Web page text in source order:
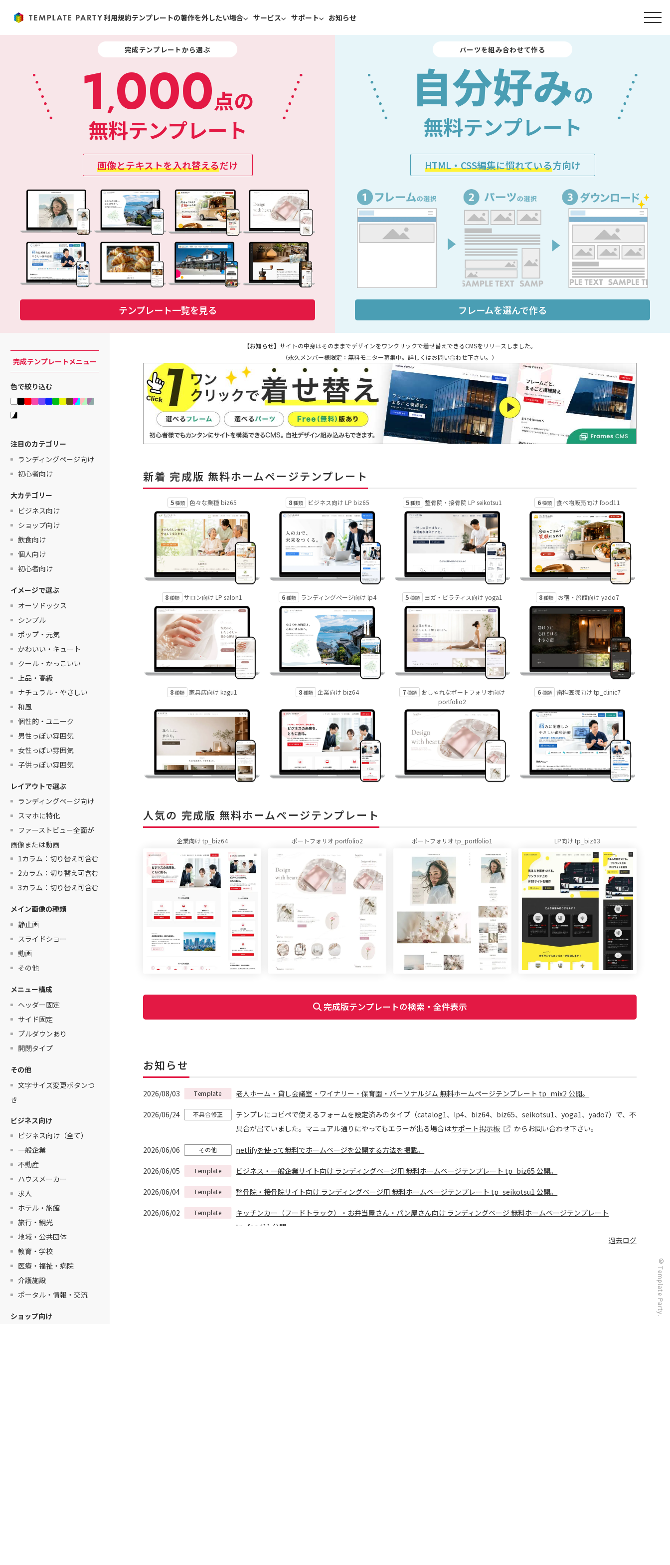
利用規約テンプレートの著作を外したい場合 サービス サポート お知らせ
完成テンプレートから選ぶ
1,000点の
無料テンプレート
画像とテキストを入れ替えるだけ
テンプレート一覧を見る
パーツを組み合わせて作る
自分好みの
無料テンプレート
HTML・CSS編集に慣れている方向け
フレームを選んで作る
【お知らせ】 サイトの中身はそのままでデザインをワンクリックで着せ替えできるCMSをリリースしました。
（永久メンバー様限定：無料モニター募集中。詳しくはお問い合わせ下さい。）
新着 完成版 無料ホームページテンプレート
5種類 色々な業種 biz65 8種類 ビジネス向け LP biz65 5種類 整骨院・接骨院 LP seikotsu1 6種類 食べ物販売向け food11
8種類 サロン向け LP salon1 6種類 ランディングページ向け lp4 5種類 ヨガ・ピラティス向け yoga1 8種類 お宿・旅館向け yado7
8種類 家具店向け kagu1 8種類 企業向け biz64 7種類
おしゃれなポートフォリオ向け
portfolio2
6種類 歯科医院向け tp_clinic7
人気の 完成版 無料ホームページテンプレート
企業向け tp_biz64 ポートフォリオ portfolio2 ポートフォリオ tp_portfolio1 LP向け tp_biz63
完成版テンプレートの検索・全件表示
お知らせ
2026/08/03 Template 老人ホーム・貸し会議室・ワイナリー・保育園・パーソナルジム 無料ホームページテンプレート tp_mix2 公開。
2026/06/24 不具合修正
テンプレにコピペで使えるフォームを設定済みのタイプ（catalog1、lp4、biz64、biz65、seikotsu1、yoga1、yado7）で、不
具合が出ていました。マニュアル通りにやってもエラーが出る場合はサポート掲示板 からお問い合わせ下さい。
2026/06/06 その他 netlifyを使って無料でホームページを公開する方法を掲載。
2026/06/05 Template ビジネス・一般企業サイト向け ランディングページ用 無料ホームページテンプレート tp_biz65 公開。
2026/06/04 Template 整骨院・接骨院サイト向け ランディングページ用 無料ホームページテンプレート tp_seikotsu1 公開。
2026/06/02 Template
キッチンカー（フードトラック）・お弁当屋さん・パン屋さん向け ランディングページ 無料ホームページテンプレート
tp_food11 公開。
過去ログ
完成テンプレートメニュー
色で絞り込む
注目のカテゴリー
ランディングページ向け
初心者向け
大カテゴリー
ビジネス向け
ショップ向け
飲食向け
個人向け
初心者向け
イメージで選ぶ
オーソドックス
シンプル
ポップ・元気
かわいい・キュート
クール・かっこいい
上品・高級
ナチュラル・やさしい
和風
個性的・ユニーク
男性っぽい雰囲気
女性っぽい雰囲気
子供っぽい雰囲気
レイアウトで選ぶ
ランディングページ向け
スマホに特化
ファーストビュー全面が
画像または動画
1カラム：切り替え可含む
2カラム：切り替え可含む
3カラム：切り替え可含む
メイン画像の種類
静止画
スライドショー
動画
その他
メニュー構成
ヘッダー固定
サイド固定
プルダウンあり
開閉タイプ
その他
文字サイズ変更ボタンつ
き
ビジネス向け
ビジネス向け（全て）
一般企業
不動産
ハウスメーカー
求人
ホテル・旅館
旅行・観光
地域・公共団体
教育・学校
医療・福祉・病院
介護施設
ポータル・情報・交流
ショップ向け
© Template Party.